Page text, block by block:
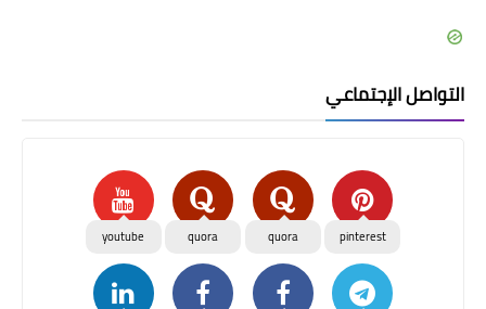
التواصل الإجتماعي
pinterest
quora
quora
youtube